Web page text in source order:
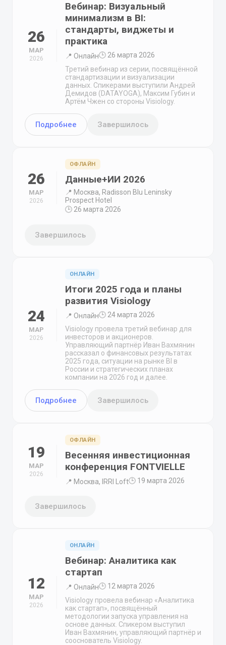
26
МАР
2026
Вебинар: Визуальный
минимализм в BI:
стандарты, виджеты и
практика
📍 Онлайн🕒 26 марта 2026
Третий вебинар из серии, посвящённой
стандартизации и визуализации
данных. Спикерами выступили Андрей
Демидов (DATAYOGA), Максим Губин и
Артём Чжен со стороны Visiology.
Подробнее Завершилось
26
МАР
2026
ОФЛАЙН
Данные+ИИ 2026
📍 Москва, Radisson Blu Leninsky
Prospect Hotel
🕒 26 марта 2026
Завершилось
24
МАР
2026
ОНЛАЙН
Итоги 2025 года и планы
развития Visiology
📍 Онлайн🕒 24 марта 2026
Visiology провела третий вебинар для
инвесторов и акционеров.
Управляющий партнёр Иван Вахмянин
рассказал о финансовых результатах
2025 года, ситуации на рынке BI в
России и стратегических планах
компании на 2026 год и далее.
Подробнее Завершилось
19
МАР
2026
ОФЛАЙН
Весенняя инвестиционная
конференция FONTVIELLE
📍 Москва, IRRI Loft🕒 19 марта 2026
Завершилось
12
МАР
2026
ОНЛАЙН
Вебинар: Аналитика как
стартап
📍 Онлайн🕒 12 марта 2026
Visiology провела вебинар «Аналитика
как стартап», посвящённый
методологии запуска управления на
основе данных. Спикером выступил
Иван Вахмянин, управляющий партнёр и
сооснователь Visiology.